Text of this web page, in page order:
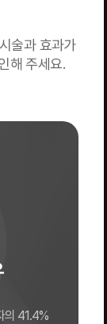
술과 효과가
해 주세요.
의 41.4%